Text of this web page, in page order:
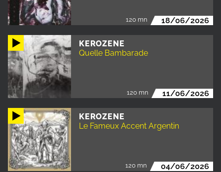
120 mn 18/06/2026
KEROZENE
Quelle Bambarade
120 mn 11/06/2026
KEROZENE
Le Fameux Accent Argentin
120 mn 04/06/2026